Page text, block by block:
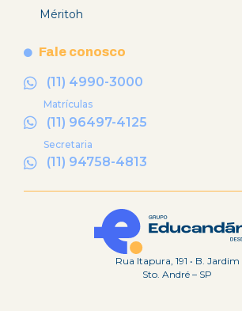
Méritoh
Fale conosco
(11) 4990-3000
Matrículas
(11) 96497-4125
Secretaria
(11) 94758-4813
Rua Itapura, 191 • B. Jardim
Sto. André – SP